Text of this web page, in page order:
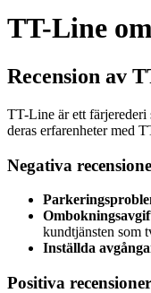
TT-Line
Recension av
TT-Line är ett färjerederi
deras erfarenheter med
Negativa
kundtjänsten som
Inställda
Positiva recensioner